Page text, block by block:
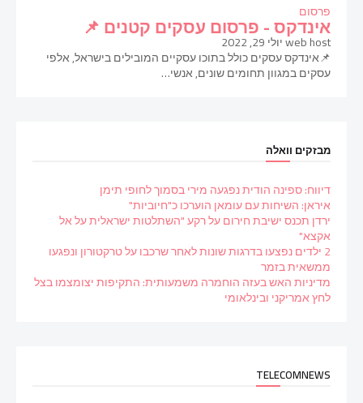
פרסום
אינדקס - פרסום עסקים קטנים 📌
web hostיולי 29, 2022
📌אינדקס עסקים כולל בתוכו עסקיים המובילים בישראל, אלפי
עסקים במגוון תחומים שונים, אנשי…
מבזקים וואלה
דיווח: ספינה הודית נפגעה מירי בסמוך לחופי תימן
איראן: השיחות עם עומאן הוערכו כ"חיוביות"
ירדן תכנס ישיבת חירום על רקע "השתלטות ישראלית על אל
אקצא"
2 ילדים נפצעו בדרגות שונות לאחר שרכבו על טרקטורון ונפגעו
ממשאית בזמר
מדיניות האש בעזה הוחמרה משמעותית: התקיפות יצומצמו בצל
לחץ אמריקני ובינלאומי
TELECOMNEWS